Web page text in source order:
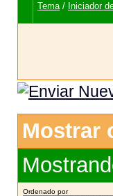
Tema/ Iniciador
Mostrar
Ordenado por